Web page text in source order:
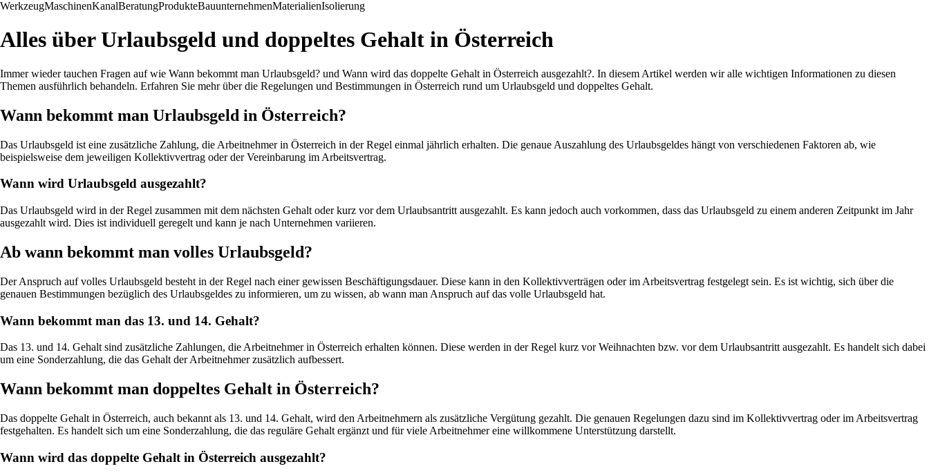
WerkzeugMaschinenKanalBeratungProdukteBauunternehmenMaterialienIsolierung
Alles über Urlaubsgeld und doppeltes Gehalt in Österreich
Immer wieder tauchen Fragen auf wie Wann bekommt man Urlaubsgeld? und Wann wird das doppelte Gehalt in Österreich ausgezahlt?. In diesem Artikel werden wir alle wichtigen Informationen zu diesen
Themen ausführlich behandeln. Erfahren Sie mehr über die Regelungen und Bestimmungen in Österreich rund um Urlaubsgeld und doppeltes Gehalt.
Wann bekommt man Urlaubsgeld in Österreich?
Das Urlaubsgeld ist eine zusätzliche Zahlung, die Arbeitnehmer in Österreich in der Regel einmal jährlich erhalten. Die genaue Auszahlung des Urlaubsgeldes hängt von verschiedenen Faktoren ab, wie
beispielsweise dem jeweiligen Kollektivvertrag oder der Vereinbarung im Arbeitsvertrag.
Wann wird Urlaubsgeld ausgezahlt?
Das Urlaubsgeld wird in der Regel zusammen mit dem nächsten Gehalt oder kurz vor dem Urlaubsantritt ausgezahlt. Es kann jedoch auch vorkommen, dass das Urlaubsgeld zu einem anderen Zeitpunkt im Jahr
ausgezahlt wird. Dies ist individuell geregelt und kann je nach Unternehmen variieren.
Ab wann bekommt man volles Urlaubsgeld?
Der Anspruch auf volles Urlaubsgeld besteht in der Regel nach einer gewissen Beschäftigungsdauer. Diese kann in den Kollektivverträgen oder im Arbeitsvertrag festgelegt sein. Es ist wichtig, sich über die
genauen Bestimmungen bezüglich des Urlaubsgeldes zu informieren, um zu wissen, ab wann man Anspruch auf das volle Urlaubsgeld hat.
Wann bekommt man das 13. und 14. Gehalt?
Das 13. und 14. Gehalt sind zusätzliche Zahlungen, die Arbeitnehmer in Österreich erhalten können. Diese werden in der Regel kurz vor Weihnachten bzw. vor dem Urlaubsantritt ausgezahlt. Es handelt sich dabei
um eine Sonderzahlung, die das Gehalt der Arbeitnehmer zusätzlich aufbessert.
Wann bekommt man doppeltes Gehalt in Österreich?
Das doppelte Gehalt in Österreich, auch bekannt als 13. und 14. Gehalt, wird den Arbeitnehmern als zusätzliche Vergütung gezahlt. Die genauen Regelungen dazu sind im Kollektivvertrag oder im Arbeitsvertrag
festgehalten. Es handelt sich um eine Sonderzahlung, die das reguläre Gehalt ergänzt und für viele Arbeitnehmer eine willkommene Unterstützung darstellt.
Wann wird das doppelte Gehalt in Österreich ausgezahlt?